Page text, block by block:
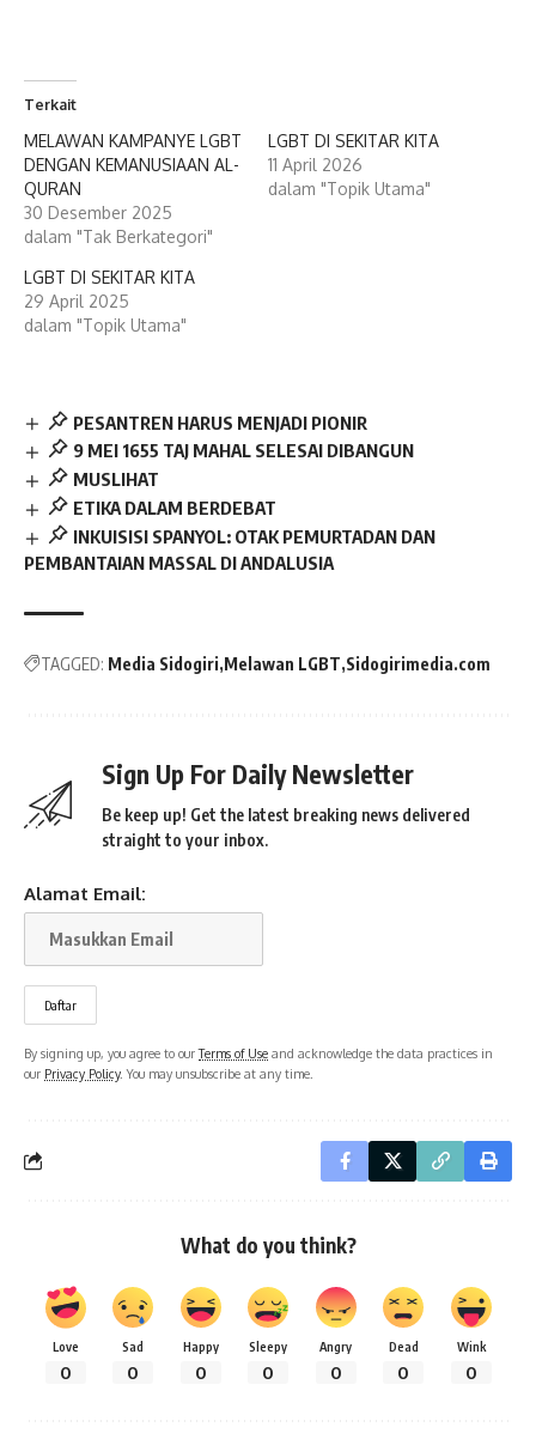
Terkait
MELAWAN KAMPANYE LGBT
DENGAN KEMANUSIAAN AL-
QURAN
30 Desember 2025
dalam "Tak Berkategori"
LGBT DI SEKITAR KITA
11 April 2026
dalam "Topik Utama"
LGBT DI SEKITAR KITA
29 April 2025
dalam "Topik Utama"
PESANTREN HARUS MENJADI PIONIR
9 MEI 1655 TAJ MAHAL SELESAI DIBANGUN
MUSLIHAT
ETIKA DALAM BERDEBAT
INKUISISI SPANYOL: OTAK PEMURTADAN DAN
PEMBANTAIAN MASSAL DI ANDALUSIA
TAGGED: Media Sidogiri Melawan LGBT Sidogirimedia.com
Sign Up For Daily Newsletter
Be keep up! Get the latest breaking news delivered
straight to your inbox.
Alamat Email:
By signing up, you agree to ourTerms of Use and acknowledge the data practices in
our Privacy Policy. You may unsubscribe at any time.
What do you think?
Love
0
Sad
0
Happy
0
Sleepy
0
Angry
0
Dead
0
Wink
0